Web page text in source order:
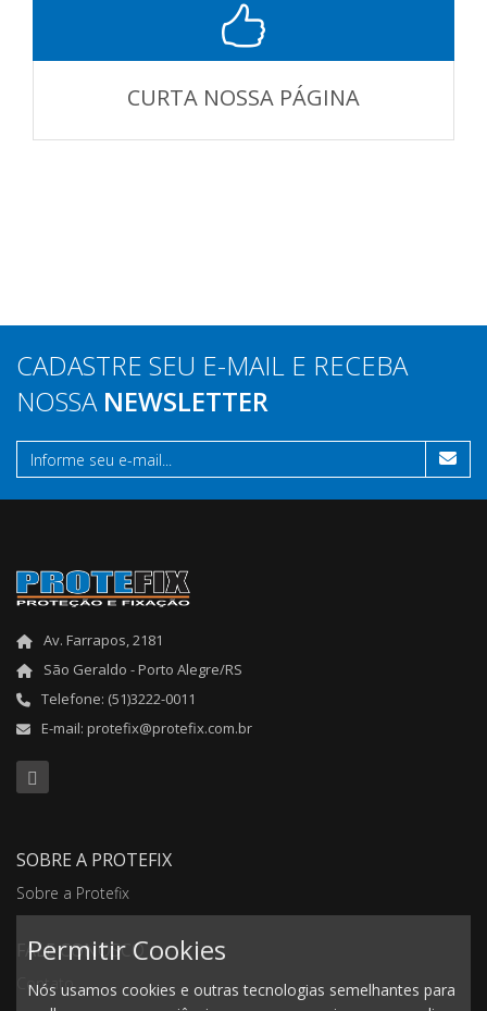
CURTA NOSSA PÁGINA
CADASTRE SEU E-MAIL E RECEBA
NOSSA NEWSLETTER
Av. Farrapos, 2181
São Geraldo - Porto Alegre/RS
Telefone: (51)3222-0011
E-mail: protefix@protefix.com.br
SOBRE A PROTEFIX
Sobre a Protefix
FALE CONOSCO
Contato
Permitir Cookies
Nós usamos cookies e outras tecnologias semelhantes para